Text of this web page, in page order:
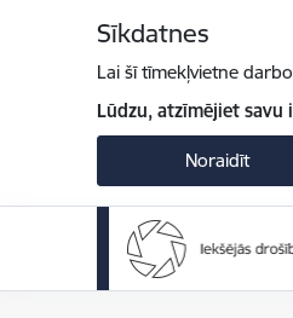
Sīkdatnes
Lai šī tīmekļvietne
Lūdzu, atzīmējiet savu
Noraidīt